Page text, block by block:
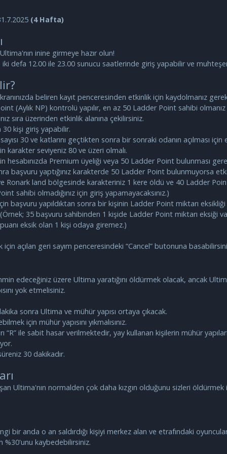
(4 Hafta)
inine girmeye hazır olun!
iki defa 12.00 ile 23.00 sunucu saatlerinde giriş yapabilir ve
beliren kayıt penceresinden etkinlik için kaydolmanız
(Aylık NP) kontrolü yapılır, en az 50 Ladder Point sahibi
sıra üzerinden etkinlik alanına çekilirsiniz.
kişi giriş yapabilir.
30 ve katlarını geçtikten sonra bir sonraki odanın açılması
karakter seviyeniz 80 ve üzeri olmalı.
hesabınızda Premium üyeliği veya 50 Ladder Point bulunması
başvuru yaptığınız karakterde 50 Ladder Point bulunmuyorsa
Ronark land bölgesinde karakteriniz 1 kere öldü ve 40 Ladder
sahibi olmadığınız için giriş yapamayacaksınız.)
başvuru yapıldıktan sonra bir kişinin Ladder Point miktarı
35 başvuru sahibinden 1 kişide Ladder Point miktarı eksiği
eksik olan 1 kişi odaya giremez.)
için açılan geri sayım penceresindeki “Cancel” butonuna
edeceğiniz üzere Ultima yaratığını öldürmek olacak, ancak
yok etmelisiniz.
sonra Ultima ve mühür yapısı ortaya çıkacak.
için mühür yapısını yıkmalısınız.
“R” ile sabit hasar verilmektedir, yay kullanan kişilerin mühür
30 dakikadır.
Ultima'nın normalden çok daha kızgın olduğunu sizleri
bir anda o an saldırdığı kişiyi merkez alan ve etrafındaki
%30'unu kaybedebilirsiniz.